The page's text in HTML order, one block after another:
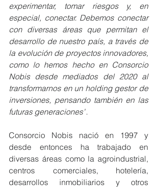
experimentar, tomar riesgos y, en
especial, conectar. Debemos conectar
con diversas áreas que permitan el
desarrollo de nuestro país, a través de
la evolución de proyectos innovadores,
como lo hemos hecho en Consorcio
Nobis desde mediados del 2020 al
transformarnos en un holding gestor de
inversiones, pensando también en las
futuras generaciones”.
Consorcio Nobis nació en 1997 y
desde entonces ha trabajado en
diversas áreas como la agroindustrial,
centros comerciales, hotelería,
desarrollos inmobiliarios y otros